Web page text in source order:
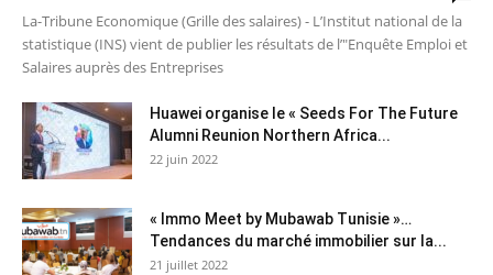
La-Tribune Economique (Grille des salaires) - L’Institut national de la
statistique (INS) vient de publier les résultats de l’"Enquête Emploi et
Salaires auprès des Entreprises
Huawei organise le « Seeds For The Future
Alumni Reunion Northern Africa...
22 juin 2022
« Immo Meet by Mubawab Tunisie »…
Tendances du marché immobilier sur la...
21 juillet 2022